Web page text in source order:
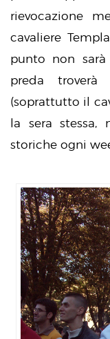
rievocazione
cavaliere
punto non
preda
(soprattutto il
la sera
storiche ogni